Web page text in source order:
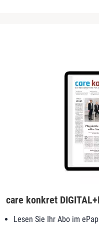
care konkret
Lesen Sie Ihr Abo im